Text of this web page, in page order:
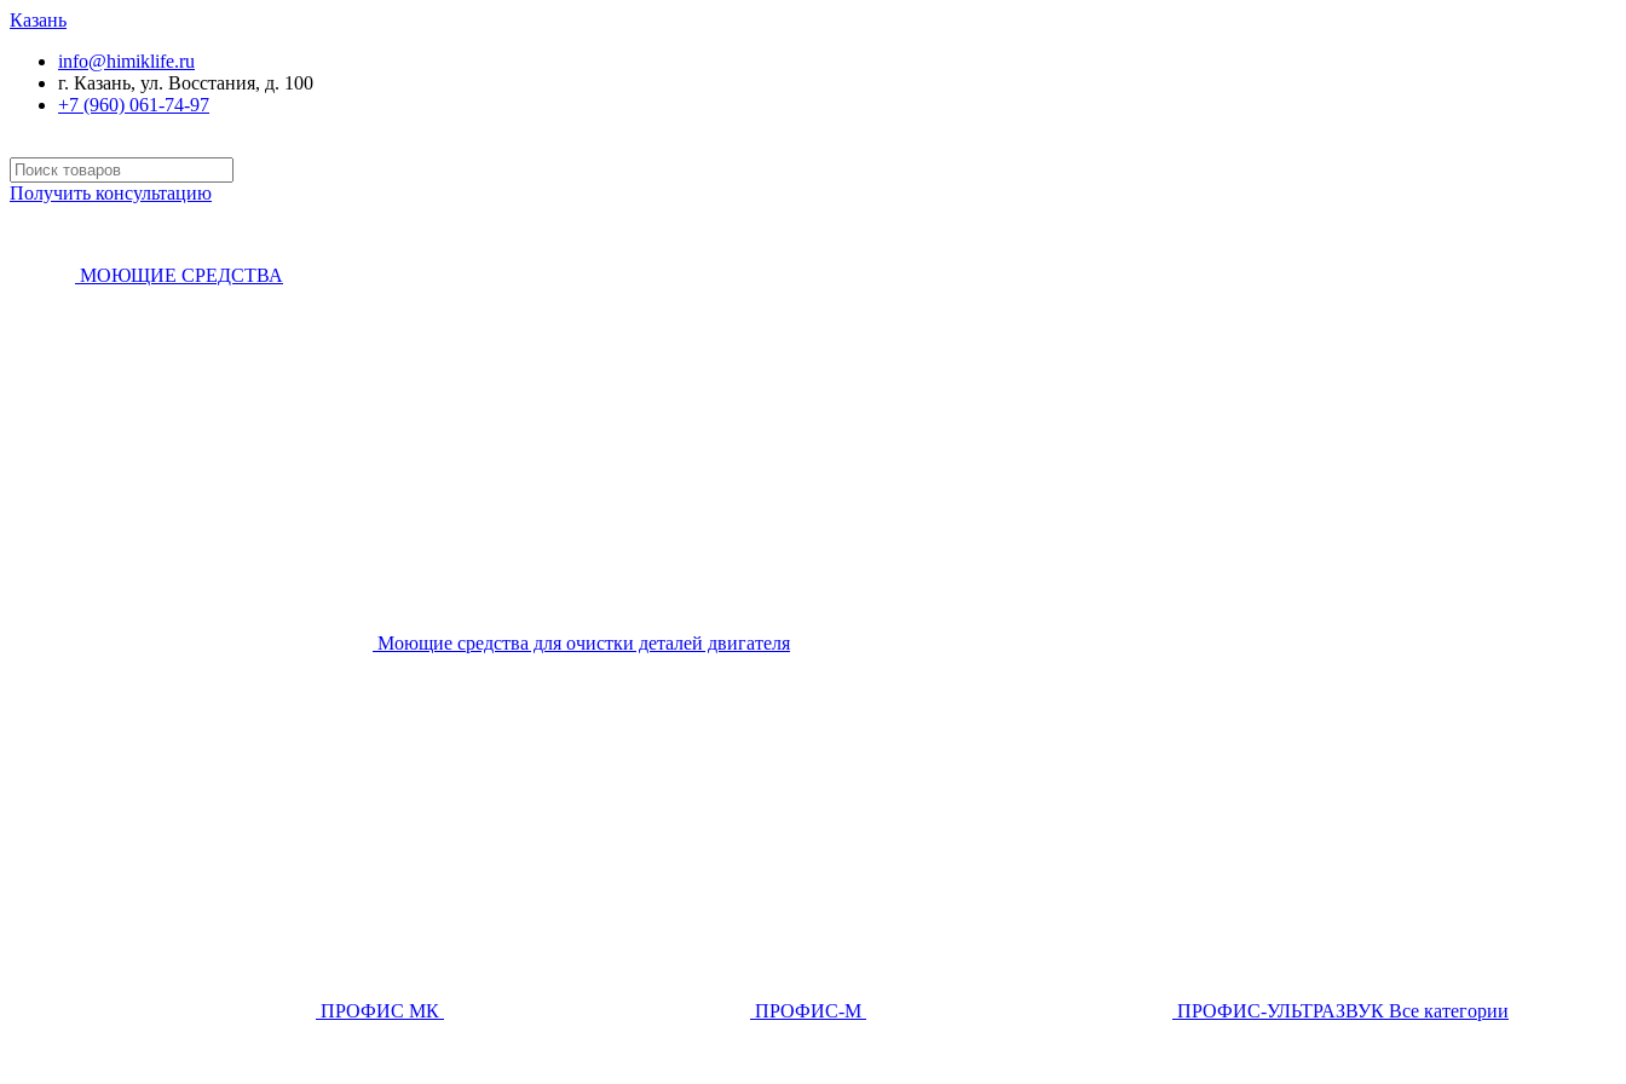
Казань
info@himiklife.ru
г. Казань, ул. Восстания, д. 100
+7 (960) 061-74-97
Получить консультацию
МОЮЩИЕ СРЕДСТВА
Моющие средства для очистки деталей двигателя
ПРОФИС МК ПРОФИС-М ПРОФИС-УЛЬТРАЗВУК Все категории